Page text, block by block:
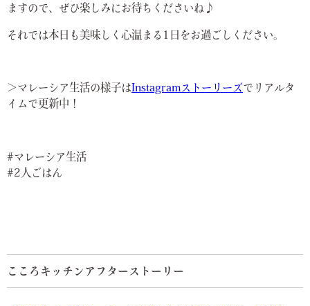
ますので、ぜひ楽しみにお待ちくださいね♪
それでは本日も美味しく心温まる1日をお過ごしください。
＞マレーシア生活の様子はInstagramストーリーズでリアルタ
イムで更新中！
#マレーシア生活
#2人ごはん
こころキッチンアフターストーリー